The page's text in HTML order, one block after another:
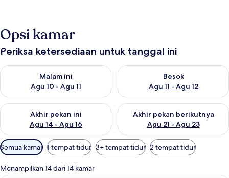
Opsi kamar
Periksa ketersediaan untuk tanggal ini
Malam ini
Agu 10 - Agu 11
Periksa ketersediaan untuk malam ini Agu 10 - Agu 11
Besok
Agu 11 - Agu 12
Periksa ketersediaan untuk
Akhir pekan ini
Agu 14 - Agu 16
Periksa ketersediaan untuk akhir pekan ini Agu 14 - Agu 16
Akhir pekan berikutnya
Agu 21 - Agu 23
Periksa ketersediaan untuk
Filter
tersedia
untuk
Semua kamar 1 tempat tidur 3+ tempat tidur 2 tempat tidur
Menampilkan 14 dari 14 kamar